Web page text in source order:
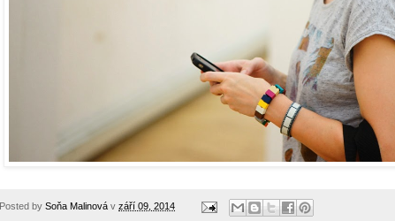
Posted by Soňa Malinová v září 09, 2014